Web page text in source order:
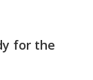
for the